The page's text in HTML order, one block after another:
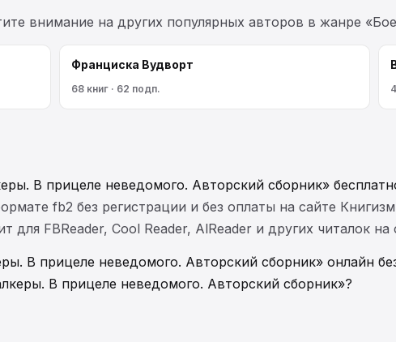
внимание на других популярных авторов в жанре
Франциска Вудворт
68 книг · 62 подп.
В прицеле неведомого. Авторский сборник»
fb2 без регистрации и без оплаты на сайте
FBReader, Cool Reader, AlReader и других читалок
В прицеле неведомого. Авторский сборник» онлайн
В прицеле неведомого. Авторский сборник»?